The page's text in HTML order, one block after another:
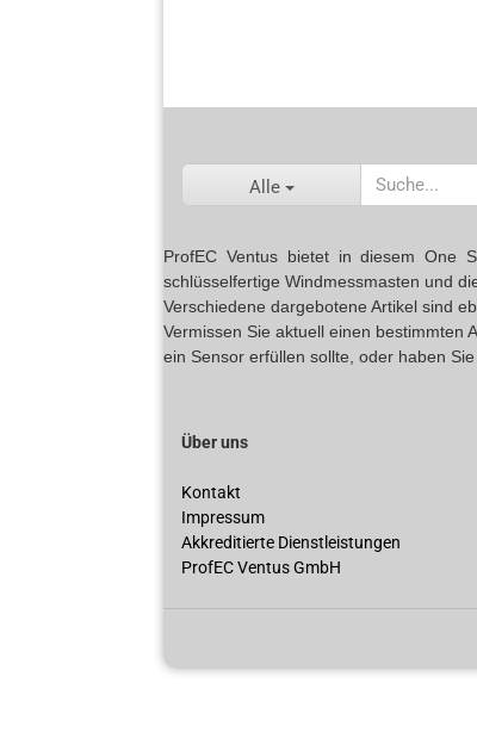
Alle
ProfEC Ventus bietet in diesem One
schlüsselfertige Windmessmasten und
Verschiedene dargebotene Artikel sind
Vermissen Sie aktuell einen bestimmten
ein Sensor erfüllen sollte, oder haben
Über uns
Kontakt
Impressum
Akkreditierte Dienstleistungen
ProfEC Ventus GmbH